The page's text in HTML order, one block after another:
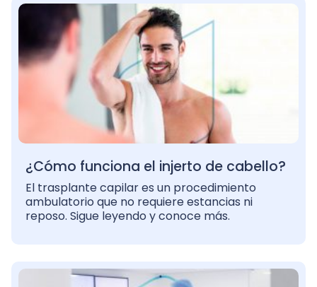
¿Cómo funciona el injerto de cabello?
El trasplante capilar es un procedimiento
ambulatorio que no requiere estancias ni
reposo. Sigue leyendo y conoce más.